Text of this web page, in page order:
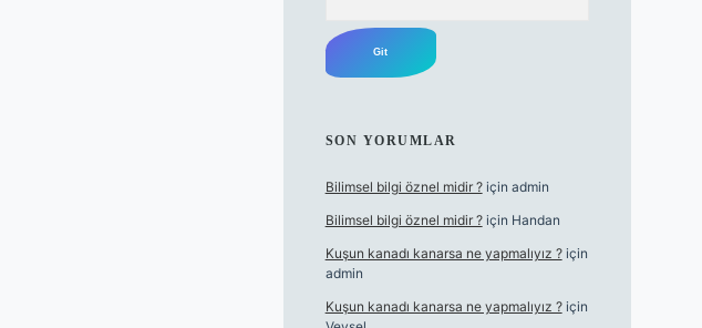
SON YORUMLAR
Bilimsel bilgi öznel midir ?için admin
Bilimsel bilgi öznel midir ?için Handan
Kuşun kanadı kanarsa ne yapmalıyız ?için
admin
Kuşun kanadı kanarsa ne yapmalıyız ?için